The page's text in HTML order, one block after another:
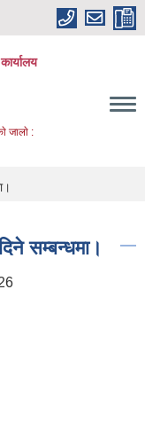
जालाे :
सम्बन्धमा।